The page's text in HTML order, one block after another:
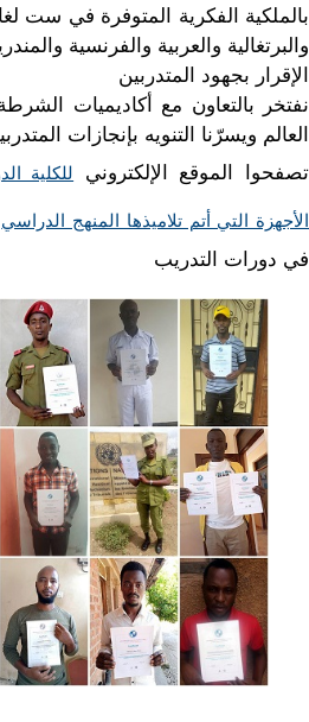
بالملكية الفكرية المتوفرة في ست
والبرتغالية والعربية والفرنسية
الإقرار بجهود المتدربين
نفتخر بالتعاون مع أكاديميات
العالم ويسرّنا التنويه بإنجازات
تصفحوا الموقع الإلكتروني
للكلية
الأجهزة التي أتم تلاميذها المنهج الدراسي
في دورات التدريب